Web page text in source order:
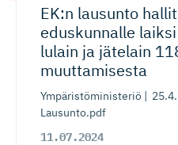
EK:n lausunto
eduskunnalle
lulain ja jätelain
muuttamisesta
Ympäristöministeriö |
Lausunto.pdf
11.07.2024